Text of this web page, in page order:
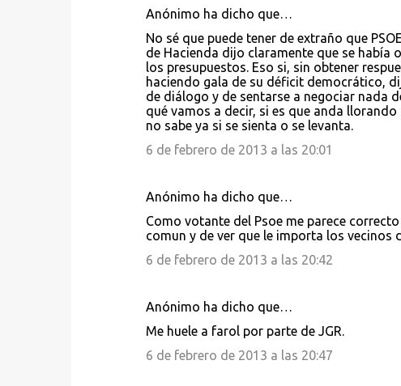
Anónimo ha dicho que…
No sé que puede tener de extraño que
de Hacienda dijo claramente que se
los presupuestos. Eso si, sin obtener
haciendo gala de su déficit democrático,
de diálogo y de sentarse a negociar nada
qué vamos a decir, si es que anda
no sabe ya si se sienta o se levanta.
6 de febrero de 2013 a las 20:01
Anónimo ha dicho que…
Como votante del Psoe me parece
comun y de ver que le importa los vecinos
6 de febrero de 2013 a las 20:42
Anónimo ha dicho que…
Me huele a farol por parte de JGR.
6 de febrero de 2013 a las 20:47